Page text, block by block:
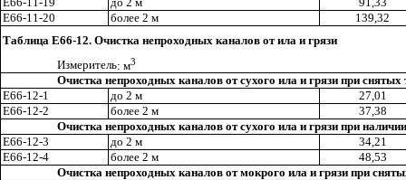
Е66-11-20 более 2 м 139,32
Таблица Е66-12. Очистка непроходных каналов от ила и грязи
Измеритель: м3
Очистка непроходных каналов от сухого ила и грязи при снятых
Е66-12-1 до 2 м
27,01
Е66-12-2
более 2 м
37,38
Очистка непроходных каналов от сухого ила и грязи при
Е66-12-3
до 2 м
34,21
Е66-12-4
более 2 м
48,53
Очистка непроходных каналов от мокрого ила и грязи при